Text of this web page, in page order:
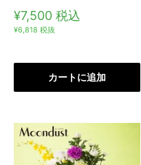
販
売
¥7,500 税込
¥6,818 税抜
カートに追加